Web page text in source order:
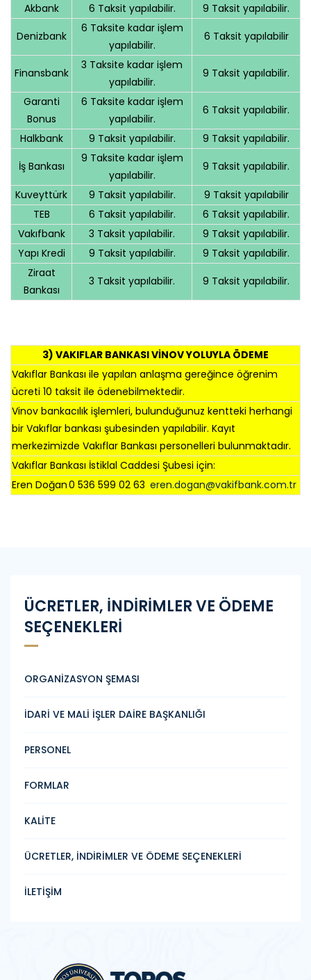
Akbank
6 Taksit yapılabilir.
9 Taksit yapılabilir.
Denizbank
6 Taksite kadar işlem
yapılabilir.
6 Taksit yapılabilir
Finansbank
3 Taksite kadar işlem
yapılabilir.
9 Taksit yapılabilir.
Garanti
Bonus
6 Taksite kadar işlem
yapılabilir.
6 Taksit yapılabilir.
Halkbank 9 Taksit yapılabilir.
9 Taksit yapılabilir.
İş Bankası
9 Taksite kadar işlem
yapılabilir.
9 Taksit yapılabilir.
Kuveyttürk 9 Taksit yapılabilir.
9 Taksit yapılabilir
TEB
6 Taksit yapılabilir.
6 Taksit yapılabilir.
Vakıfbank
3 Taksit yapılabilir.
9 Taksit yapılabilir.
Yapı Kredi
9 Taksit yapılabilir.
9 Taksit yapılabilir.
Ziraat
Bankası
3 Taksit yapılabilir. 9 Taksit yapılabilir.
3) VAKIFLAR BANKASI VİNOV YOLUYLA ÖDEME
Vakıflar Bankası ile yapılan anlaşma gereğince öğrenim
ücreti 10 taksit ile ödenebilmektedir.
Vinov bankacılık işlemleri, bulunduğunuz kentteki herhangi
bir Vakıflar bankası şubesinden yapılabilir. Kayıt
merkezimizde Vakıflar Bankası personelleri bulunmaktadır.
Vakıflar Bankası İstiklal Caddesi Şubesi için:
Eren Doğan0 536 599 02 63 eren.dogan@vakifbank.com.tr
ÜCRETLER, İNDİRİMLER VE ÖDEME
SEÇENEKLERİ
ORGANİZASYON ŞEMASI
İDARİ VE MALİ İŞLER DAİRE BAŞKANLIĞI
PERSONEL
FORMLAR
KALİTE
ÜCRETLER, İNDİRİMLER VE ÖDEME SEÇENEKLERİ
İLETİŞİM